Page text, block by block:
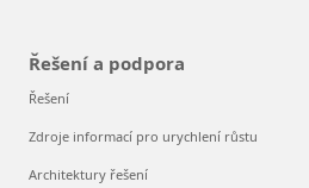
Řešení a podpora
Řešení
Zdroje informací pro urychlení růstu
Architektury řešení